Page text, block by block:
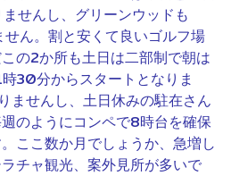
せんし、グリーンウッドも
ん。割と安くて良いゴルフ場
の2か所も土日は二部制で朝は
30分からスタートとなりま
ませんし、土日休みの駐在さん
のようにコンペで8時台を確保
ここ数か月でしょうか、急増し
チャ観光、案外見所が多いで